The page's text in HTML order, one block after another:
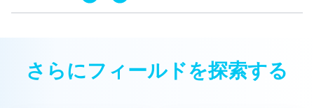
さらにフィールドを探索する